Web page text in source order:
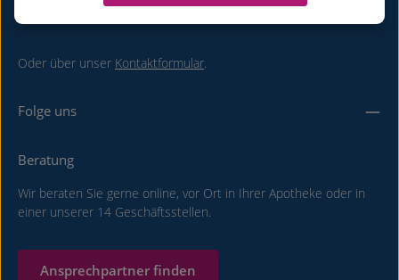
Oder über unser Kontaktformular.
Folge uns
Beratung
Wir beraten Sie gerne online, vor Ort in Ihrer Apotheke oder in
einer unserer 14 Geschäftsstellen.
Ansprechpartner finden